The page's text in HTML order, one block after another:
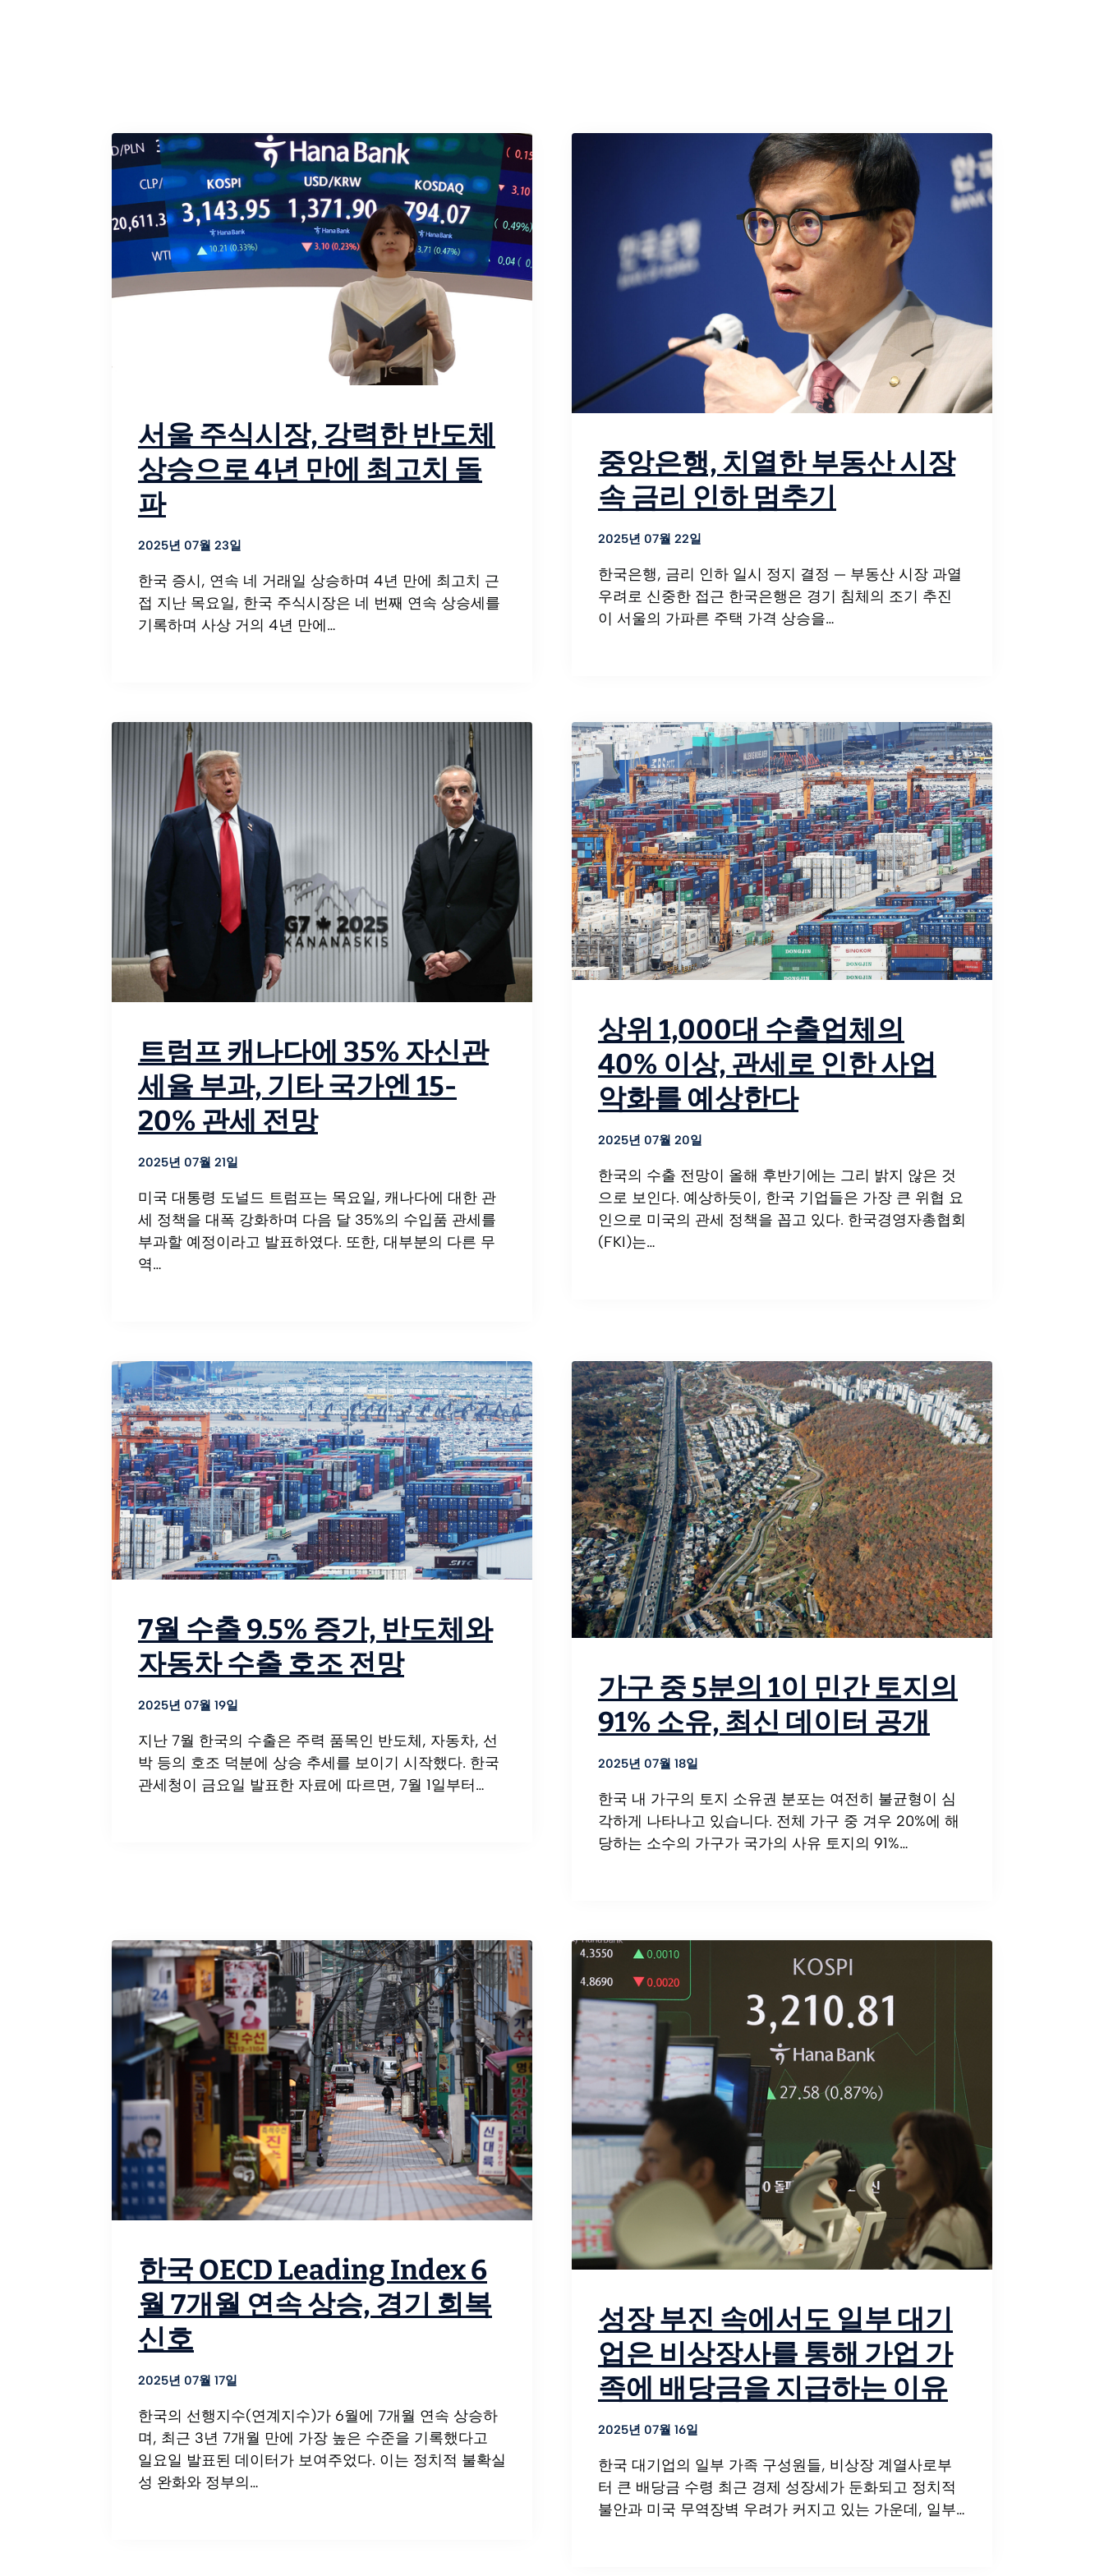
서울 주식시장, 강력한 반도체
상승으로 4년 만에 최고치 돌
파
2025년 07월 23일
한국 증시, 연속 네 거래일 상승하며 4년 만에 최고치 근
접 지난 목요일, 한국 주식시장은 네 번째 연속 상승세를
기록하며 사상 거의 4년 만에…
중앙은행, 치열한 부동산 시장
속 금리 인하 멈추기
2025년 07월 22일
한국은행, 금리 인하 일시 정지 결정 — 부동산 시장 과열
우려로 신중한 접근 한국은행은 경기 침체의 조기 추진
이 서울의 가파른 주택 가격 상승을…
트럼프 캐나다에 35% 자신관
세율 부과, 기타 국가엔 15-
20% 관세 전망
2025년 07월 21일
미국 대통령 도널드 트럼프는 목요일, 캐나다에 대한 관
세 정책을 대폭 강화하며 다음 달 35%의 수입품 관세를
부과할 예정이라고 발표하였다. 또한, 대부분의 다른 무
역…
상위 1,000대 수출업체의
40% 이상, 관세로 인한 사업
악화를 예상한다
2025년 07월 20일
한국의 수출 전망이 올해 후반기에는 그리 밝지 않은 것
으로 보인다. 예상하듯이, 한국 기업들은 가장 큰 위협 요
인으로 미국의 관세 정책을 꼽고 있다. 한국경영자총협회
(FKI)는…
7월 수출 9.5% 증가, 반도체와
자동차 수출 호조 전망
2025년 07월 19일
지난 7월 한국의 수출은 주력 품목인 반도체, 자동차, 선
박 등의 호조 덕분에 상승 추세를 보이기 시작했다. 한국
관세청이 금요일 발표한 자료에 따르면, 7월 1일부터…
가구 중 5분의 1이 민간 토지의
91% 소유, 최신 데이터 공개
2025년 07월 18일
한국 내 가구의 토지 소유권 분포는 여전히 불균형이 심
각하게 나타나고 있습니다. 전체 가구 중 겨우 20%에 해
당하는 소수의 가구가 국가의 사유 토지의 91%…
한국 OECD Leading Index 6
월 7개월 연속 상승, 경기 회복
신호
2025년 07월 17일
한국의 선행지수(연계지수)가 6월에 7개월 연속 상승하
며, 최근 3년 7개월 만에 가장 높은 수준을 기록했다고
일요일 발표된 데이터가 보여주었다. 이는 정치적 불확실
성 완화와 정부의…
성장 부진 속에서도 일부 대기
업은 비상장사를 통해 가업 가
족에 배당금을 지급하는 이유
2025년 07월 16일
한국 대기업의 일부 가족 구성원들, 비상장 계열사로부
터 큰 배당금 수령 최근 경제 성장세가 둔화되고 정치적
불안과 미국 무역장벽 우려가 커지고 있는 가운데, 일부…